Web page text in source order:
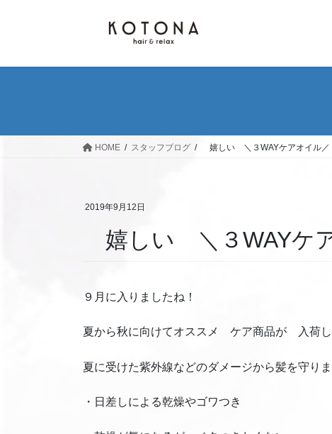
HOME スタッフブログ 嬉しい ＼３WAYケアオイル／
2019年9月12日
嬉しい ＼３WAYケ
９月に入りましたね！
夏から秋に向けてオススメ ケア商品が 入荷し
夏に受けた紫外線などのダメージから髪を守り
・日差しによる乾燥やゴワつき